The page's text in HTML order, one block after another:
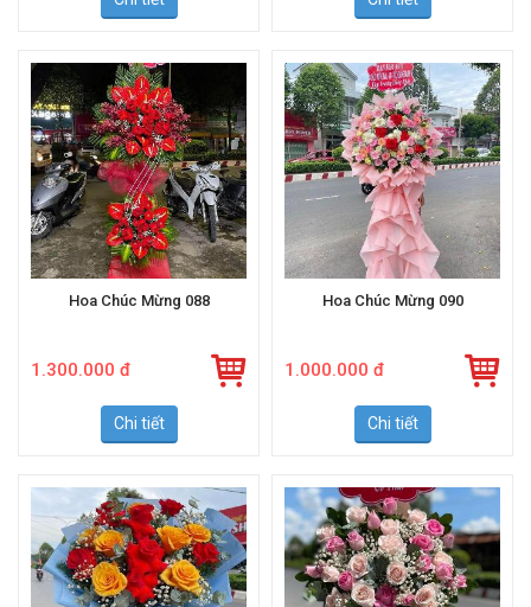
Chi tiết Chi tiết
Hoa Chúc Mừng 088
Chi tiết
Hoa Chúc Mừng 090
Chi tiết